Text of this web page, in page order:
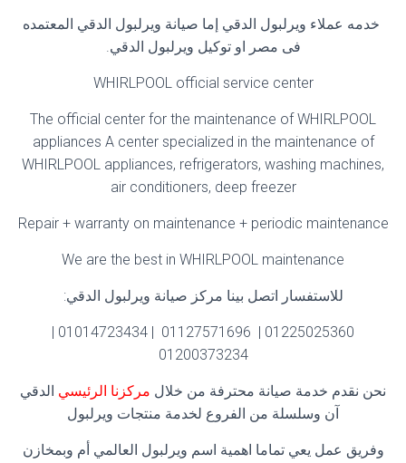
خدمه عملاء ويرلبول الدقي إما صيانة ويرلبول الدقي المعتمده
فى مصر او توكيل ويرلبول الدقي.
WHIRLPOOL official service center
The official center for the maintenance of WHIRLPOOL
appliances A center specialized in the maintenance of
WHIRLPOOL appliances, refrigerators, washing machines,
air conditioners, deep freezer
Repair + warranty on maintenance + periodic maintenance
We are the best in WHIRLPOOL maintenance
للاستفسار اتصل بينا مركز صيانة ويرلبول الدقي:
01225025360 | 01127571696 | 01014723434 |
01200373234
نحن نقدم خدمة صيانة محترفة من خلال مركزنا الرئيسي الدقي
آن وسلسلة من الفروع لخدمة منتجات ويرلبول
وفريق عمل يعي تماما اهمية اسم ويرلبول العالمي أم وبمخازن